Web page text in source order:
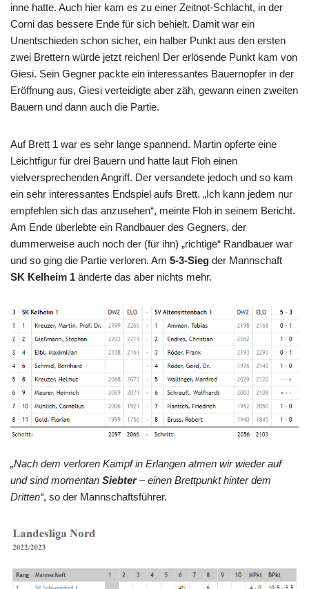
inne hatte. Auch hier kam es zu einer Zeitnot-Schlacht, in der
Corni das bessere Ende für sich behielt. Damit war ein
Unentschieden schon sicher, ein halber Punkt aus den ersten
zwei Brettern würde jetzt reichen! Der erlösende Punkt kam von
Giesi. Sein Gegner packte ein interessantes Bauernopfer in der
Eröffnung aus, Giesi verteidigte aber zäh, gewann einen zweiten
Bauern und dann auch die Partie.
Auf Brett 1 war es sehr lange spannend. Martin opferte eine
Leichtfigur für drei Bauern und hatte laut Floh einen
vielversprechenden Angriff. Der versandete jedoch und so kam
ein sehr interessantes Endspiel aufs Brett. „Ich kann jedem nur
empfehlen sich das anzusehen“, meinte Floh in seinem Bericht.
Am Ende überlebte ein Randbauer des Gegners, der
dummerweise auch noch der (für ihn) „richtige“ Randbauer war
und so ging die Partie verloren. Am 5-3-Sieg der Mannschaft
SK Kelheim 1 änderte das aber nichts mehr.
„Nach dem verloren Kampf in Erlangen atmen wir wieder auf
und sind momentan Siebter– einen Brettpunkt hinter dem
Dritten“, so der Mannschaftsführer.